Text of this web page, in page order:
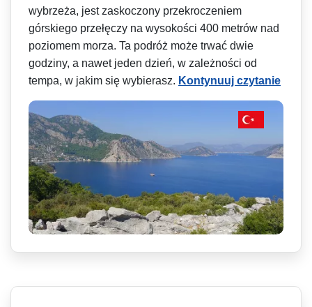
wybrzeża, jest zaskoczony przekroczeniem
górskiego przełęczy na wysokości 400 metrów nad
poziomem morza. Ta podróż może trwać dwie
godziny, a nawet jeden dzień, w zależności od
tempa, w jakim się wybierasz. Kontynuuj czytanie